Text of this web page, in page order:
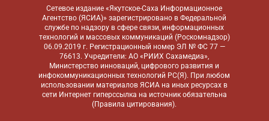
Сетевое издание «Якутское-Саха Информационное
Агентство (ЯСИА)» зарегистрировано в Федеральной
службе по надзору в сфере связи, информационных
технологий и массовых коммуникаций (Роскомнадзор)
06.09.2019 г. Регистрационный номер ЭЛ № ФС 77 —
76613. Учредители: АО «РИИХ Сахамедиа»,
Министерство инноваций, цифрового развития и
инфокоммуникационных технологий РС(Я). При любом
использовании материалов ЯСИА на иных ресурсах в
сети Интернет гиперссылка на источник обязательна
(Правила цитирования).